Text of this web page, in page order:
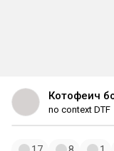
Котофеич
no context DTF